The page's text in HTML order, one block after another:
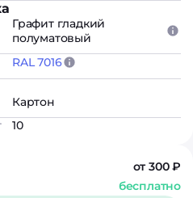
Графит гладкий
полуматовый
RAL 7016
Картон
10
от 300 ₽
бесплатно